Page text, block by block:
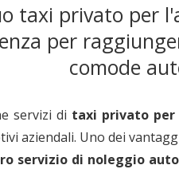
taxi privato per
per
comode
servizi di taxi privato
aziendali. Uno dei
servizio di noleggio